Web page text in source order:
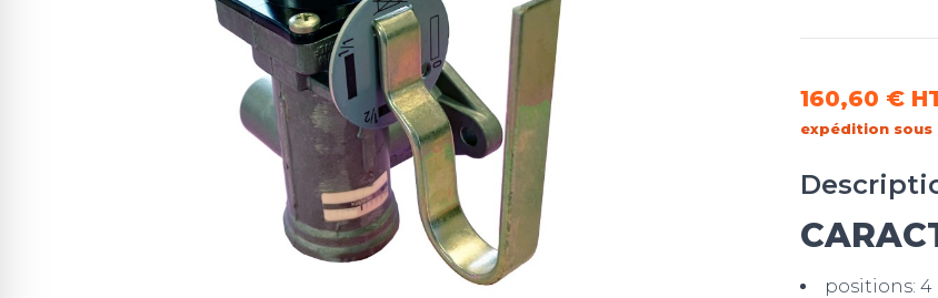
160,60 €
expédition sous
positions: 4